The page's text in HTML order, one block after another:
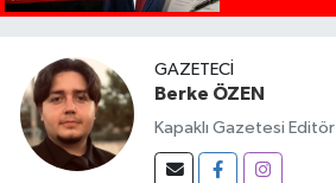
GAZETECI
Berke ÖZEN
Kapaklı Gazetesi Editör